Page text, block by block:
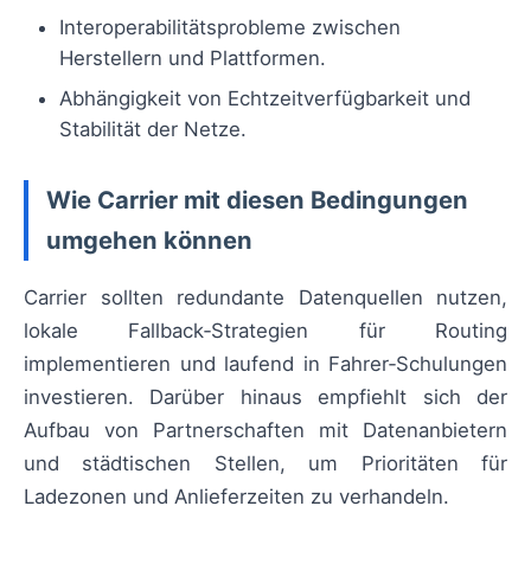
Interoperabilitätsprobleme zwischen
Herstellern und Plattformen.
Abhängigkeit von Echtzeitverfügbarkeit und
Stabilität der Netze.
Wie Carrier mit diesen Bedingungen
umgehen können
Carrier sollten redundante Datenquellen nutzen,
lokale Fallback‑Strategien für Routing
implementieren und laufend in Fahrer‑Schulungen
investieren. Darüber hinaus empfiehlt sich der
Aufbau von Partnerschaften mit Datenanbietern
und städtischen Stellen, um Prioritäten für
Ladezonen und Anlieferzeiten zu verhandeln.